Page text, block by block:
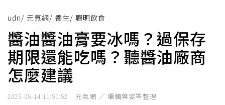
udn/ 元氣網/ 養生/ 聰明飲食
醬油醬油膏要冰嗎？過保存
期限還能吃嗎？聽醬油廠商
怎麼建議
2025-05-14 11:51:52 元氣網 ／ 編輯葉姿岑整理